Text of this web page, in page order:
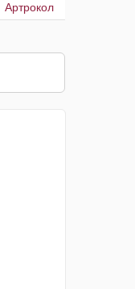
Артрокол